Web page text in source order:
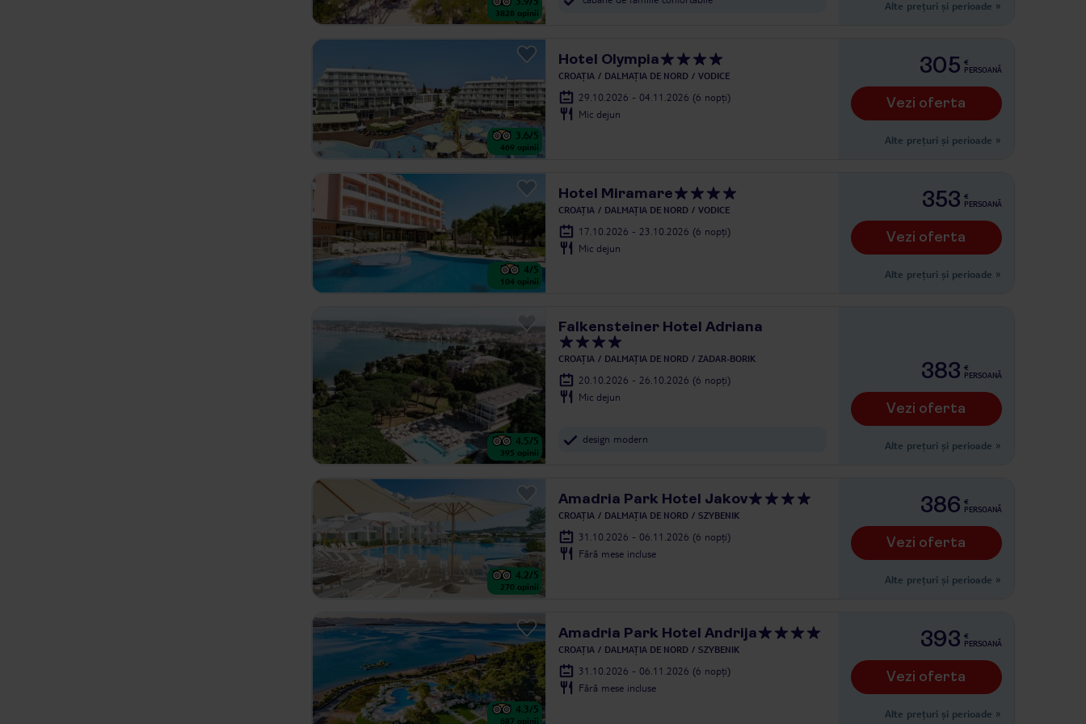
3828 opinii
Alte prețuri și perioade »
3.6/5
469 opinii
Hotel Olympia
CROAȚIA DALMAȚIA DE NORD VODICE
29.10.2026 - 04.11.2026 (6 nopți)
Mic dejun
305 €
PERSOANĂ
Vezi oferta
Alte prețuri și perioade »
4/5
104 opinii
Hotel Miramare
CROAȚIA DALMAȚIA DE NORD VODICE
17.10.2026 - 23.10.2026 (6 nopți)
Mic dejun
353 €
PERSOANĂ
Vezi oferta
Alte prețuri și perioade »
4.5/5
395 opinii
Falkensteiner Hotel Adriana
CROAȚIA DALMAȚIA DE NORD ZADAR-BORIK
20.10.2026 - 26.10.2026 (6 nopți)
Mic dejun
design modern
383 €
PERSOANĂ
Vezi oferta
Alte prețuri și perioade »
4.2/5
270 opinii
Amadria Park Hotel Jakov
CROAȚIA DALMAȚIA DE NORD SZYBENIK
31.10.2026 - 06.11.2026 (6 nopți)
Fără mese incluse
386 €
PERSOANĂ
Vezi oferta
Alte prețuri și perioade »
4.3/5
687 opinii
Amadria Park Hotel Andrija
CROAȚIA DALMAȚIA DE NORD SZYBENIK
31.10.2026 - 06.11.2026 (6 nopți)
Fără mese incluse
393 €
PERSOANĂ
Vezi oferta
Alte prețuri și perioade »